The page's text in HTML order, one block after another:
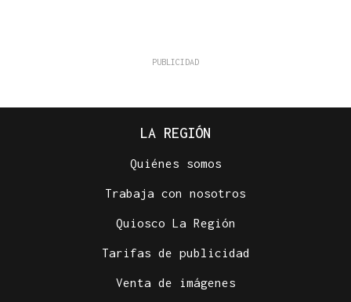
LA REGIÓN
Quiénes somos
Trabaja con nosotros
Quiosco La Región
Tarifas de publicidad
Venta de imágenes